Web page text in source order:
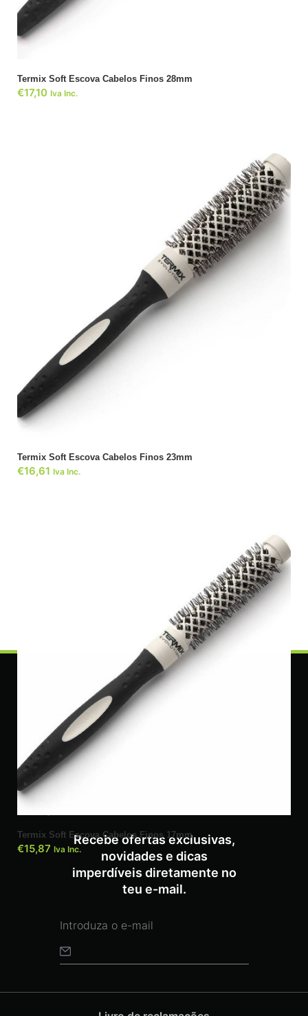
Termix Soft Escova Cabelos Finos 28mm
€17,10 Iva Inc.
Termix Soft Escova Cabelos Finos 23mm
€16,61 Iva Inc.
Termix Soft Escova Cabelos Finos 17mm
€15,87 Iva Inc.
Recebe ofertas exclusivas,
novidades e dicas
imperdíveis diretamente no
teu e-mail.
Sobre NósLojaCursos
Área Legal